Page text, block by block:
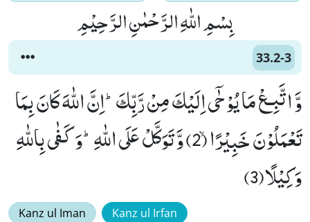
بِسْمِ اللّٰهِ الرَّحْمٰنِ الرَّحِیْمِ
33.2-3
وَّ اتَّبِـعْ مَا یُوْحٰۤى اِلَیْكَ مِنْ رَّبِّكَؕ-اِنَّ اللّٰهَ كَانَ بِمَا
تَعْمَلُوْنَ خَبِیْرًاۙ (2) وَّ تَوَكَّلْ عَلَى اللّٰهِؕ-وَ كَفٰى بِاللّٰهِ
وَكِیْلًا(3)
Kanz ul Iman Kanz ul Irfan